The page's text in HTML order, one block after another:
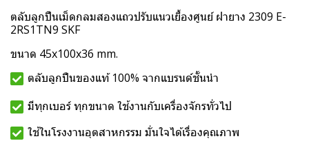
ตลับลูกปืนเม็ดกลมสองแถวปรับแนวเยื้องศูนย์ ฝายาง 2309 E-
2RS1TN9 SKF
ขนาด 45x100x36 mm.
ตลับลูกปืนของแท้ 100% จากแบรนด์ชั้นนำ
มีทุกเบอร์ ทุกขนาด ใช้งานกับเครื่องจักรทั่วไป
ใช้ในโรงงานอุตสาหกรรม มั่นใจได้เรื่องคุณภาพ